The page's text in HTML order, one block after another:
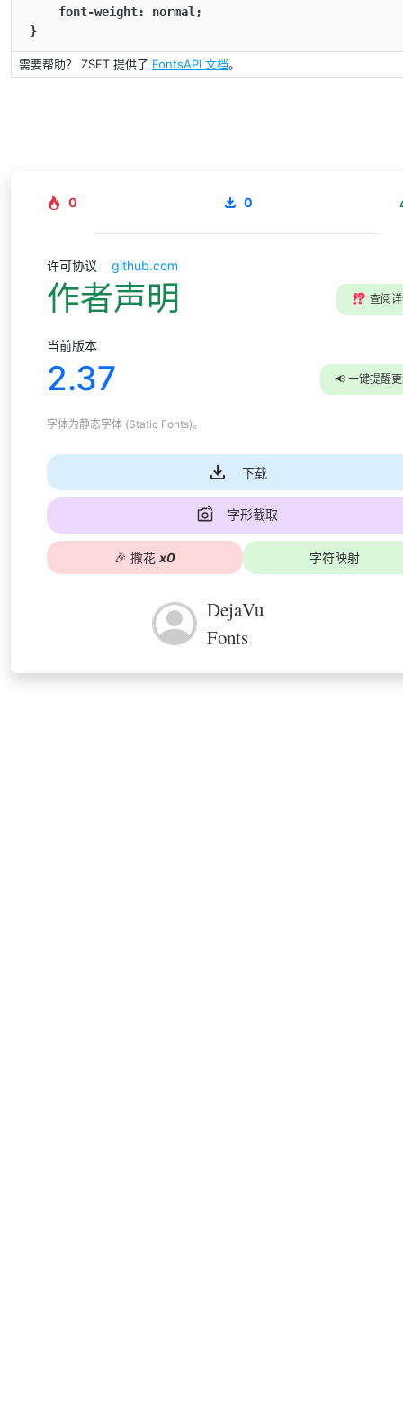
    font-weight: normal;
}
需要帮助？ ZSFT 提供了 FontsAPI 文档。
0 0
许可协议 github.com
作者声明 ⁉️ 查阅
当前版本
2.37 📢 一键提醒
字体为静态字体 (Static Fonts)。
下载
字形截取
🎉 撒花 x0 字符映射
DejaVu
Fonts